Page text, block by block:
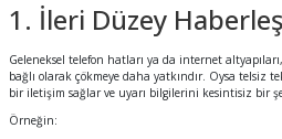
1. İleri Düzey
Geleneksel telefon hatları ya da internet
bağlı olarak çökmeye daha yatkındır. Oysa
bir iletişim sağlar ve uyarı bilgilerini kesintisiz bir
Örneğin: